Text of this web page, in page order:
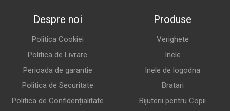
Despre noi
Politica Cookiei
Politica de Livrare
Perioada de garantie
Politica de Securitate
Politica de Confidențialitate
Produse
Verighete
Inele
Inele de logodna
Bratari
Bijuterii pentru Copii